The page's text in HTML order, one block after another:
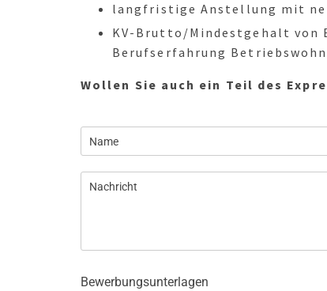
langfristige Anstellung mit
KV-Brutto/Mindestgehalt von
Berufserfahrung
Wollen Sie auch ein Teil des
Bewerbungsunterlagen